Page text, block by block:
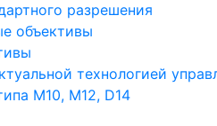
разрешения
объективы
технологией
M10, M12, D14